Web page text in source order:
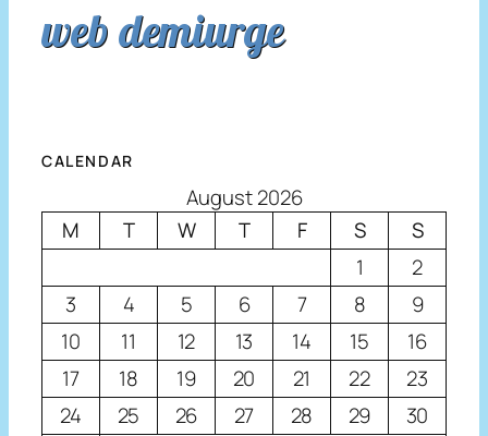
web demiurge
CALENDAR
August 2026
M
T W T F S
S
1
2
3
4 5 6 7 8
9
10
11 12 13 14 15
16
17
18 19 20 21 22
23
24
25 26 27 28 29
30